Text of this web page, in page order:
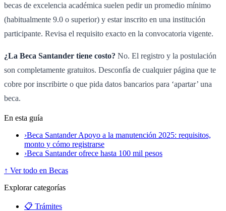
becas de excelencia académica suelen pedir un promedio mínimo
(habitualmente 9.0 o superior) y estar inscrito en una institución
participante. Revisa el requisito exacto en la convocatoria vigente.
¿La Beca Santander tiene costo? No. El registro y la postulación
son completamente gratuitos. Desconfía de cualquier página que te
cobre por inscribirte o que pida datos bancarios para ‘apartar’ una
beca.
En esta guía
›Beca Santander Apoyo a la manutención 2025: requisitos,
monto y cómo registrarse
›Beca Santander ofrece hasta 100 mil pesos
↑ Ver todo en Becas
Explorar categorías
📋 Trámites